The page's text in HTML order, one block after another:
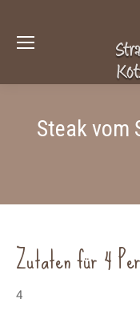
Steak vom
Zutaten für 4
4